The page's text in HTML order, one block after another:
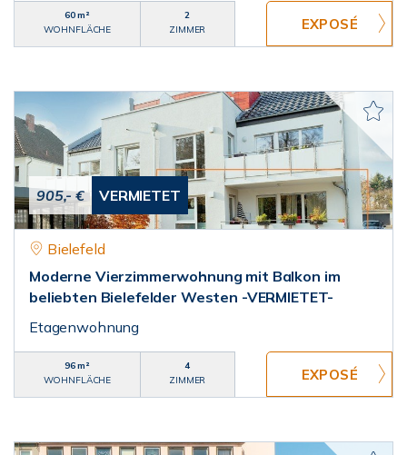
60 m²
WOHNFLÄCHE
2
ZIMMER
905,- € VERMIETET
Bielefeld
Moderne Vierzimmerwohnung mit Balkon im
beliebten Bielefelder Westen -VERMIETET-
Etagenwohnung
96 m²
WOHNFLÄCHE
4
ZIMMER